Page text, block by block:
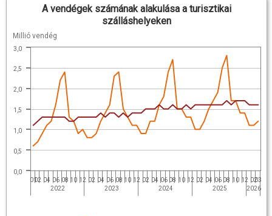
Millió vendég
A vendégek számának alakulása a turisztikai
szálláshelyeken
01
2022
02 04 06 08 10 12
2023
02 04 06 08 10 12
2024
02 04 06 08 10 12
2025
02 04 06 08 10 12
2026
0203
0,0
0,5
1,0
1,5
2,0
2,5
3,0